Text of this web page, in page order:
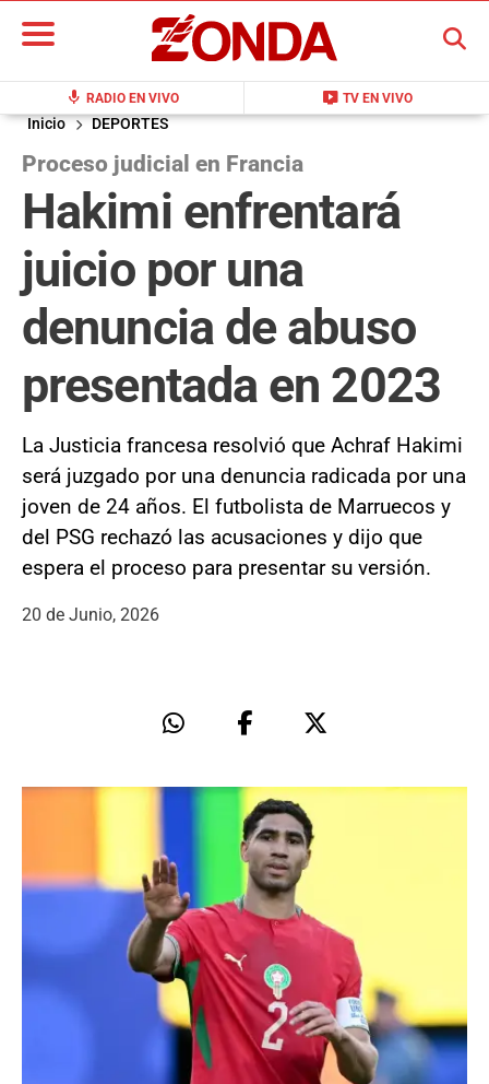
mic RADIO EN VIVO live_tv TV EN VIVO
BUSCAR
Inicio DEPORTES
Proceso judicial en Francia
Hakimi enfrentará
juicio por una
denuncia de abuso
presentada en 2023
La Justicia francesa resolvió que Achraf Hakimi
será juzgado por una denuncia radicada por una
joven de 24 años. El futbolista de Marruecos y
del PSG rechazó las acusaciones y dijo que
espera el proceso para presentar su versión.
20 de Junio, 2026